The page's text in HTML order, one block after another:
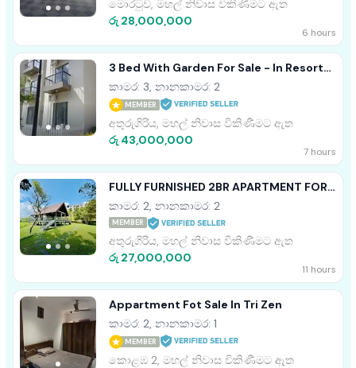
මොරටුව, මහල් නිවාස විකිණීමට ඇත
රු 28,000,000
6 hours
3 Bed With Garden For Sale - In Resort
Apartment
කාමර: 3, නානකාමර: 2
MEMBER
අතුරුගිරිය, මහල් නිවාස විකිණීමට ඇත
රු 43,000,000
7 hours
FULLY FURNISHED 2BR APARTMENT FOR
SALE IN ARIYANA RESORT ATHURUGIRIYA
කාමර: 2, නානකාමර: 2
MEMBER
අතුරුගිරිය, මහල් නිවාස විකිණීමට ඇත
රු 27,000,000
11 hours
Appartment Fot Sale In Tri Zen
කාමර: 2, නානකාමර: 1
MEMBER
කොළඹ 2, මහල් නිවාස විකිණීමට ඇත